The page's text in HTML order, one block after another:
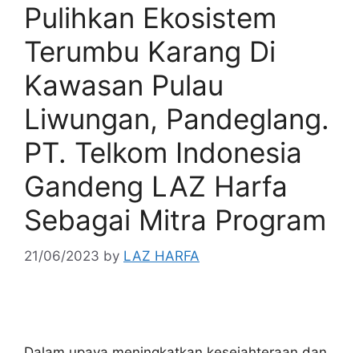
Pulihkan Ekosistem
Terumbu Karang Di
Kawasan Pulau
Liwungan, Pandeglang.
PT. Telkom Indonesia
Gandeng LAZ Harfa
Sebagai Mitra Program
21/06/2023 by LAZ HARFA